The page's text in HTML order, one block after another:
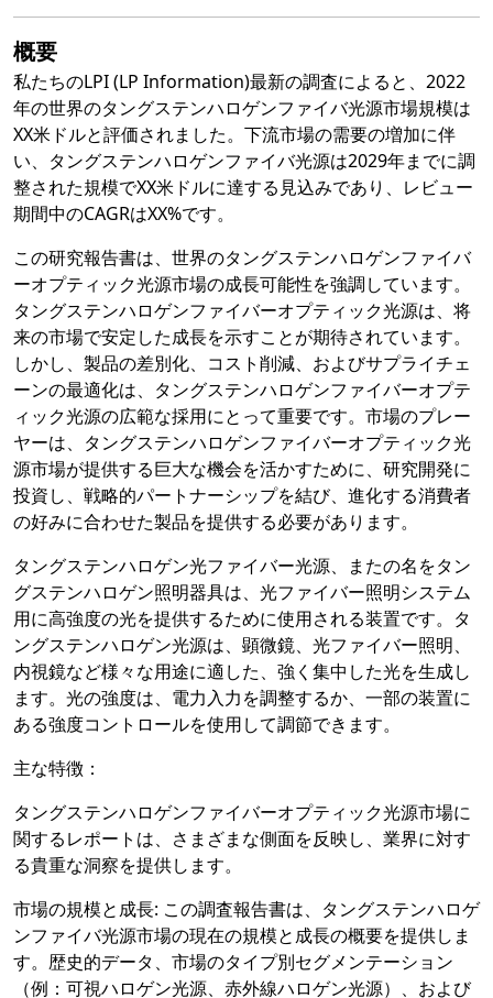
概要
私たちのLPI (LP Information)最新の調査によると、2022
年の世界のタングステンハロゲンファイバ光源市場規模は
XX米ドルと評価されました。下流市場の需要の増加に伴
い、タングステンハロゲンファイバ光源は2029年までに調
整された規模でXX米ドルに達する見込みであり、レビュー
期間中のCAGRはXX%です。
この研究報告書は、世界のタングステンハロゲンファイバ
ーオプティック光源市場の成長可能性を強調しています。
タングステンハロゲンファイバーオプティック光源は、将
来の市場で安定した成長を示すことが期待されています。
しかし、製品の差別化、コスト削減、およびサプライチェ
ーンの最適化は、タングステンハロゲンファイバーオプテ
ィック光源の広範な採用にとって重要です。市場のプレー
ヤーは、タングステンハロゲンファイバーオプティック光
源市場が提供する巨大な機会を活かすために、研究開発に
投資し、戦略的パートナーシップを結び、進化する消費者
の好みに合わせた製品を提供する必要があります。
タングステンハロゲン光ファイバー光源、またの名をタン
グステンハロゲン照明器具は、光ファイバー照明システム
用に高強度の光を提供するために使用される装置です。タ
ングステンハロゲン光源は、顕微鏡、光ファイバー照明、
内視鏡など様々な用途に適した、強く集中した光を生成し
ます。光の強度は、電力入力を調整するか、一部の装置に
ある強度コントロールを使用して調節できます。
主な特徴：
タングステンハロゲンファイバーオプティック光源市場に
関するレポートは、さまざまな側面を反映し、業界に対す
る貴重な洞察を提供します。
市場の規模と成長: この調査報告書は、タングステンハロゲ
ンファイバ光源市場の現在の規模と成長の概要を提供しま
す。歴史的データ、市場のタイプ別セグメンテーション
（例：可視ハロゲン光源、赤外線ハロゲン光源）、および